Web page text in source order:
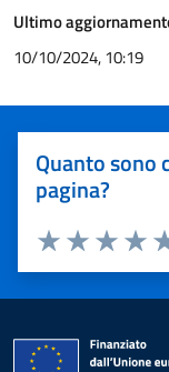
Ultimo
10/10/2024, 10:19
Quanto sono
pagina?
Valuta 3
Valuta 2
Valuta 1 stelle su